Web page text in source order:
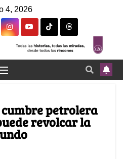
4, 2026
petrolera
revolcar la